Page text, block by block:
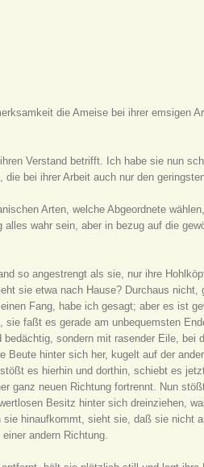
die Ameise bei ihrer emsigen
Verstand betrifft. Ich habe sie nun
bei ihrer Arbeit auch nur den
Arten, welche Abgeordnete
wahr sein, aber in bezug auf die
so angestrengt als sie, nur ihre
sie etwa nach Hause? Durchaus
Fang, habe ich gesagt; aber es ist
faßt es gerade am unbequemsten
sondern mit rasender Eile, bei
hinter sich her, kugelt auf der
es hierhin und dorthin, schiebt es
ganz neuen Richtung fortrennt. Nun
Besitz hinter sich dreinziehen,
hinaufkommt, sieht sie, daß sie nicht
andern Richtung.